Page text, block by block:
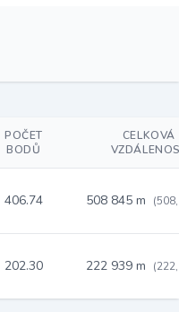
POČET
BODŮ
CELKOVÁ
406.74 508 845 m
202.30 222 939 m